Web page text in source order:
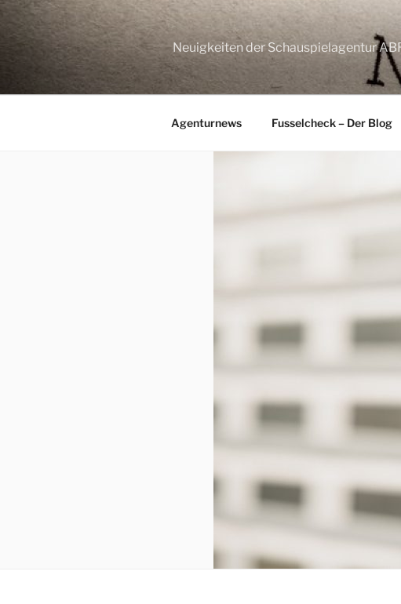
Zum
Inhalt
springen
Neuigkeiten der Schauspielagentur
Agenturnews Fusselcheck – Der Blog